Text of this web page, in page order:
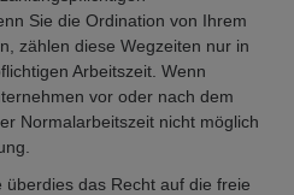
Sie die Ordination von Ihrem
zählen diese Wegzeiten nur in
Arbeitszeit. Wenn
vor oder nach dem
Normalarbeitszeit nicht möglich
das Recht auf die freie